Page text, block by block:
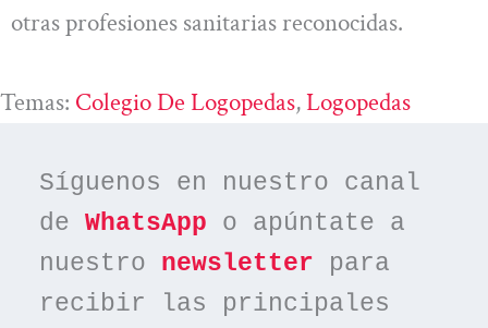
otras profesiones sanitarias reconocidas.
Temas: Colegio De Logopedas, Logopedas
Síguenos en nuestro canal
de WhatsApp o apúntate a
nuestro newsletter para
recibir las principales